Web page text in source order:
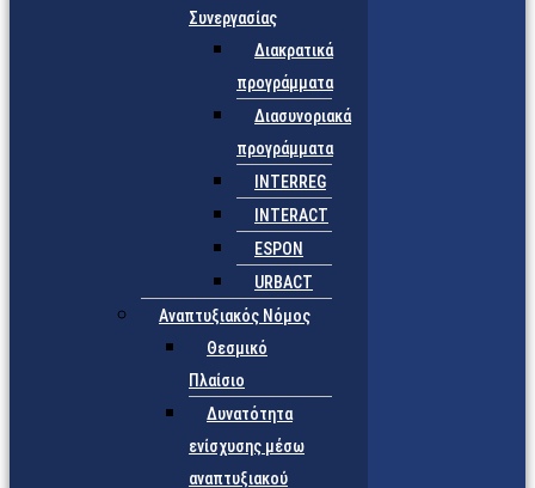
Συνεργασίας
Διακρατικά
προγράμματα
Διασυνοριακά
προγράμματα
INTERREG
INTERACT
ESPON
URBACT
Αναπτυξιακός Νόμος
Θεσμικό
Πλαίσιο
Δυνατότητα
ενίσχυσης μέσω
αναπτυξιακού